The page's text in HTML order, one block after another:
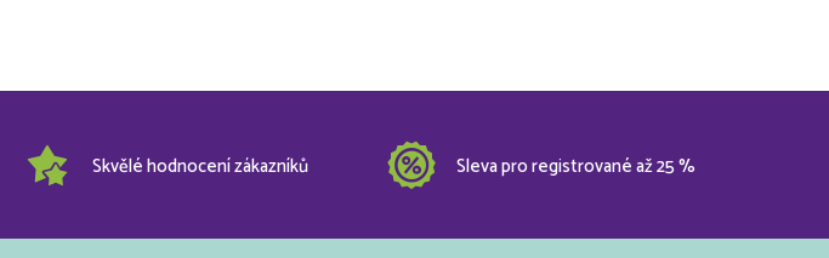
Skvělé hodnocení zákazníků Sleva pro registrované až 25 %